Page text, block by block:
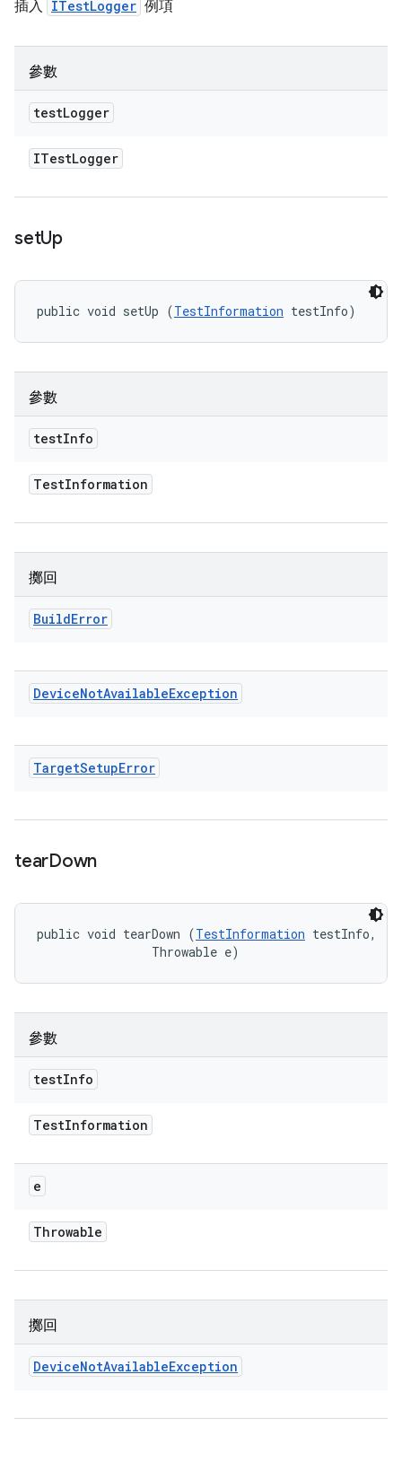
插入 ITestLogger 例項
參數
testLogger
ITestLogger
setUp
public void setUp (TestInformation testInfo)
參數
testInfo
TestInformation
擲回
BuildError
DeviceNotAvailableException
TargetSetupError
tearDown
public void tearDown (TestInformation testInfo,
                Throwable e)
參數
testInfo
TestInformation
e
Throwable
擲回
DeviceNotAvailableException